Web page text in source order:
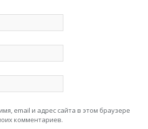
email и адрес сайта в этом браузере
комментариев.